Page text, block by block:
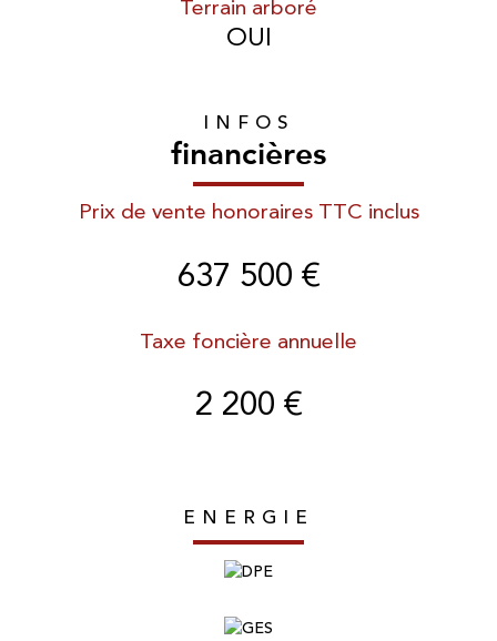
Terrain arboré
OUI
INFOS
financières
Prix de vente honoraires TTC inclus
637 500 €
Taxe foncière annuelle
2 200 €
ENERGIE